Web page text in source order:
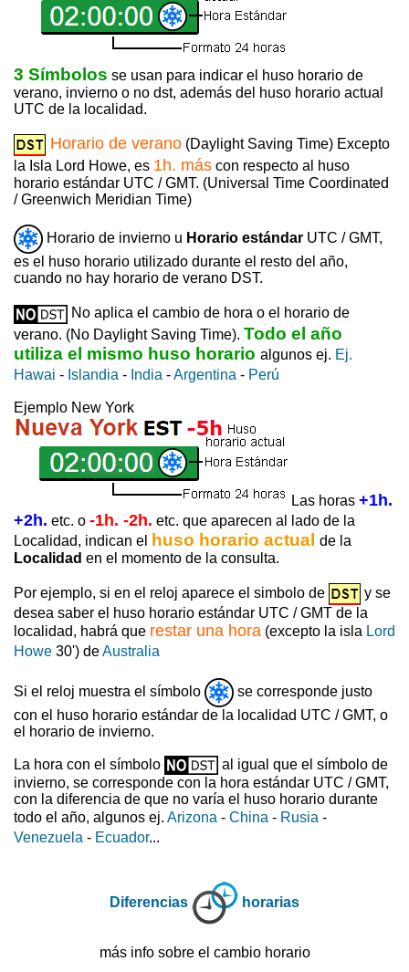
3 Símbolos se usan para indicar el huso horario de
verano, invierno o no dst, además del huso horario actual
UTC de la localidad.
Horario de verano (Daylight Saving Time) Excepto
la Isla Lord Howe, es 1h. más con respecto al huso
horario estándar UTC / GMT. (Universal Time Coordinated
/ Greenwich Meridian Time)
Horario de invierno u Horario estándar UTC / GMT,
es el huso horario utilizado durante el resto del año,
cuando no hay horario de verano DST.
No aplica el cambio de hora o el horario de
verano. (No Daylight Saving Time). Todo el año
utiliza el mismo huso horario algunos ej. Ej.
Hawai - Islandia - India -Argentina - Perú
Ejemplo New York
Las horas +1h.
+2h. etc. o -1h. -2h. etc. que aparecen al lado de la
Localidad, indican el huso horario actual de la
Localidad en el momento de la consulta.
Por ejemplo, si en el reloj aparece el simbolo de
y se
desea saber el huso horario estándar UTC / GMT de la
localidad, habrá que restar una hora (excepto la isla Lord
Howe 30') deAustralia
Si el reloj muestra el símbolo
se corresponde justo
con el huso horario estándar de la localidad UTC / GMT, o
el horario de invierno.
La hora con el símbolo
al igual que el símbolo de
invierno, se corresponde con la hora estándar UTC / GMT,
con la diferencia de que no varía el huso horario durante
todo el año, algunos ej. Arizona - China - Rusia -
Venezuela - Ecuador...
Diferencias horarias
más info sobre el cambio horario